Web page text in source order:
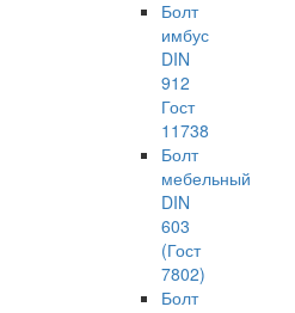
Болт
имбус
DIN
912
Гост
11738
Болт
мебельный
DIN
603
(Гост
7802)
Болт